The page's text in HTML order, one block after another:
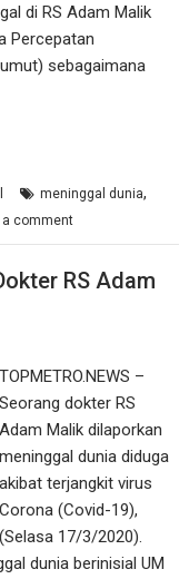
di RS Adam Malik
Percepatan
sebagaimana
meninggal dunia,
a comment
RS Adam
TOPMETRO.NEWS –
Seorang dokter RS
Adam Malik dilaporkan
meninggal dunia diduga
akibat terjangkit virus
Corona (Covid-19),
(Selasa 17/3/2020).
dunia berinisial UM